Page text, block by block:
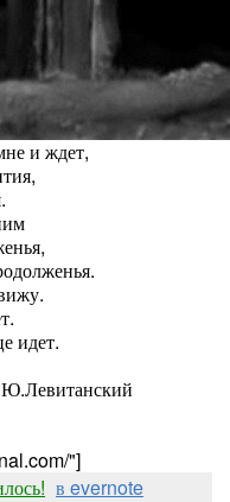
и ждет,
идет.
"]
в evernote